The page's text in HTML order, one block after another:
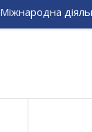
Міжнародна